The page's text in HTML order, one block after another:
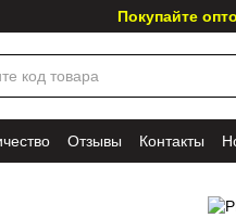
Покупайте
Отзывы Контакты